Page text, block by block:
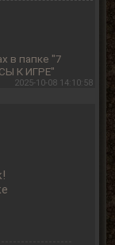
в папке "7
К ИГРЕ"
2025-10-08 14:10:58